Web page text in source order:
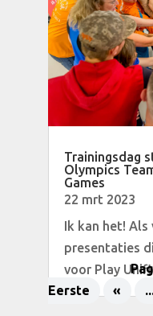
Trainingsdag
Olympics
Games
22 mrt 2023
Ik kan het!
presentaties
voor Play
Eerste
«